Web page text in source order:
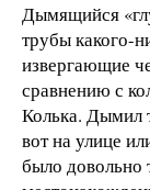
Дымящийся
трубы какого-
извергающие
сравнению с
Колька. Дымил
вот на улице
было довольно